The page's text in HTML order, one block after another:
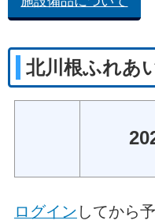
北川根ふれあ
ログイン してから